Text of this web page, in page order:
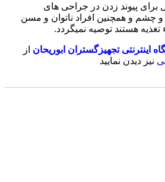
برای پیوند زدن در جراحی های
چشم و همچنین افراد ناتوان و مسن
هستند توصیه نمیگردد.
اینترنتی تجهیزگستران ابوریحان از
نیز دیدن نمایید